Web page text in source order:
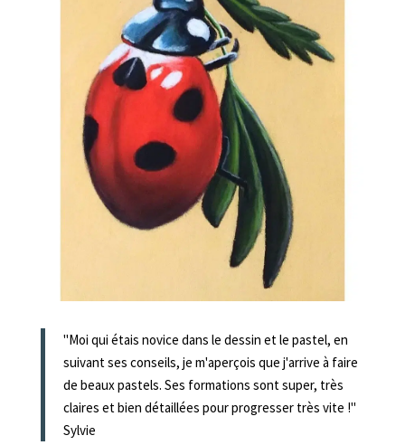
"Moi qui étais novice dans le dessin et le pastel, en
suivant ses conseils, je m'aperçois que j'arrive à faire
de beaux pastels. Ses formations sont super, très
claires et bien détaillées pour progresser très vite !"
Sylvie